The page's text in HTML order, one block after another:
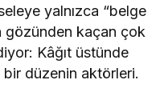
yalnızca “belge
gözünden kaçan çok
Kâğıt üstünde
düzenin aktörleri.